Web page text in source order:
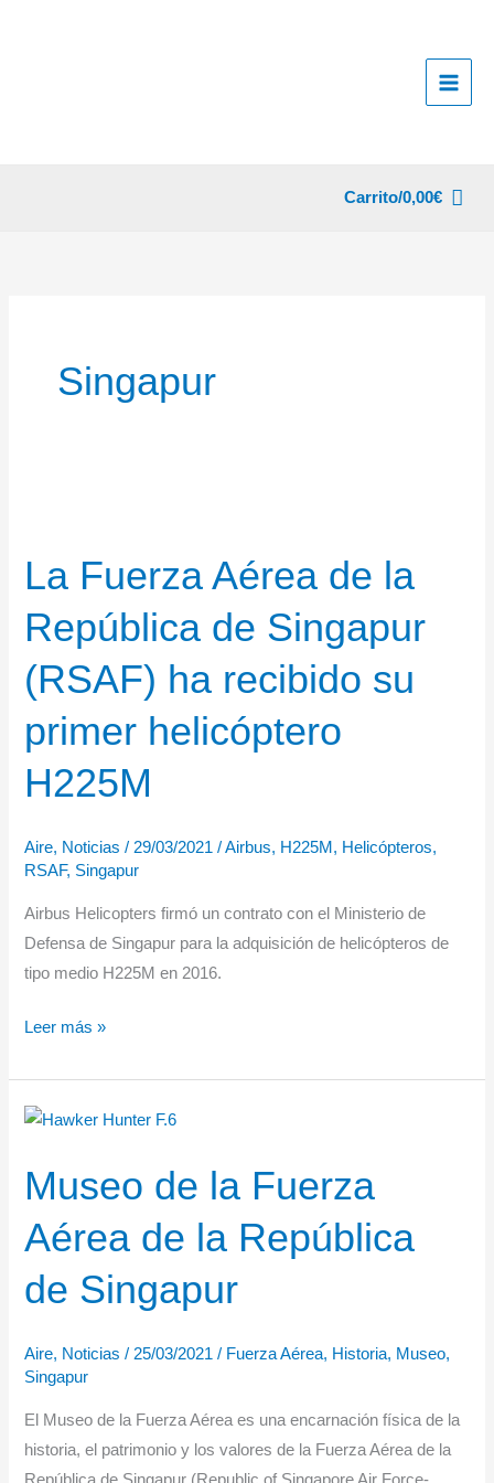
Carrito/0,00€
Singapur
La Fuerza Aérea de la
República de Singapur
(RSAF) ha recibido su
primer helicóptero
H225M
Aire, Noticias / 29/03/2021/Airbus, H225M , Helicópteros,
RSAF, Singapur
Airbus Helicopters firmó un contrato con el Ministerio de
Defensa de Singapur para la adquisición de helicópteros de
tipo medio H225M en 2016.
La
Aérea
de
República
de
Singapur
ha
su
primer
helicóptero
H225M
Leer más »
Museo de la Fuerza
Aérea de la República
de Singapur
Aire, Noticias / 25/03/2021/ Fuerza Aérea, Historia, Museo,
Singapur
El Museo de la Fuerza Aérea es una encarnación física de la
historia, el patrimonio y los valores de la Fuerza Aérea de la
República de Singapur (Republic of Singapore Air Force-